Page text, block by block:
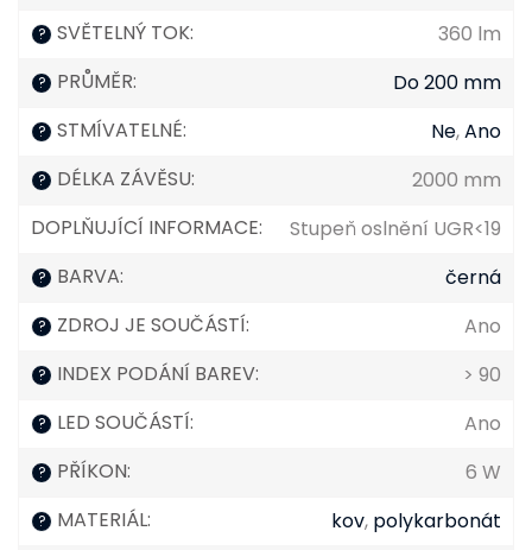
? SVĚTELNÝ TOK: 360 lm
? PRŮMĚR: Do 200 mm
? STMÍVATELNÉ: Ne,Ano
? DÉLKA ZÁVĚSU:
2000 mm
DOPLŇUJÍCÍ INFORMACE: Stupeň oslnění UGR<19
? BARVA: černá
? ZDROJ JE SOUČÁSTÍ: Ano
? INDEX PODÁNÍ BAREV: > 90
? LED SOUČÁSTÍ: Ano
? PŘÍKON: 6 W
? MATERIÁL: kov, polykarbonát